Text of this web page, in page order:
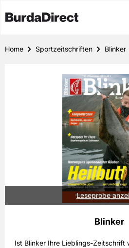
Home Sportzeitschriften Blinker
Leseprobe
Blinker
Ist Blinker Ihre Lieblings-Zeitschrift